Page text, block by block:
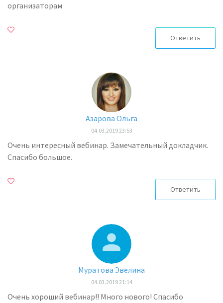
организаторам
Ответить
Азарова Ольга
04.03.2019 23:53
Очень интересный вебинар. Замечательный докладчик.
Спасибо большое.
Ответить
Муратова Эвелина
04.03.2019 21:14
Очень хороший вебинар!! Много нового! Спасибо